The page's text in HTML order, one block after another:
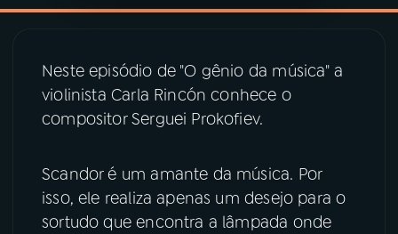
ACOMPANHE A RÁDIO MEC
YouTube Facebook
Neste episódio de "O gênio da música" a
violinista Carla Rincón conhece o
compositor Serguei Prokofiev.
Scandor é um amante da música. Por
isso, ele realiza apenas um desejo para o
sortudo que encontra a lâmpada onde